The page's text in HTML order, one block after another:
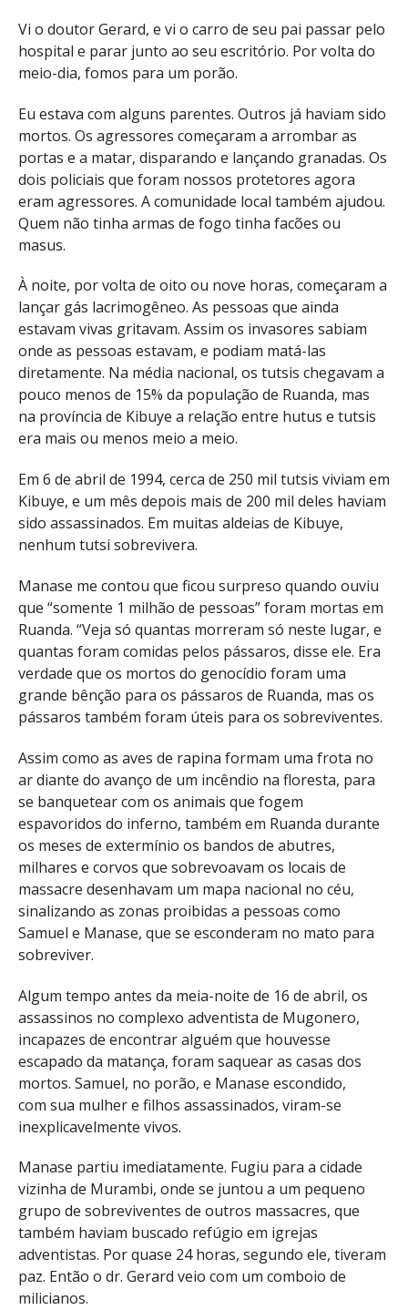
Vi o doutor Gerard, e vi o carro de seu pai passar pelo
hospital e parar junto ao seu escritório. Por volta do
meio-dia, fomos para um porão.
Eu estava com alguns parentes. Outros já haviam sido
mortos. Os agressores começaram a arrombar as
portas e a matar, disparando e lançando granadas. Os
dois policiais que foram nossos protetores agora
eram agressores. A comunidade local também ajudou.
Quem não tinha armas de fogo tinha facões ou
masus.
À noite, por volta de oito ou nove horas, começaram a
lançar gás lacrimogêneo. As pessoas que ainda
estavam vivas gritavam. Assim os invasores sabiam
onde as pessoas estavam, e podiam matá-las
diretamente. Na média nacional, os tutsis chegavam a
pouco menos de 15% da população de Ruanda, mas
na província de Kibuye a relação entre hutus e tutsis
era mais ou menos meio a meio.
Em 6 de abril de 1994, cerca de 250 mil tutsis viviam em
Kibuye, e um mês depois mais de 200 mil deles haviam
sido assassinados. Em muitas aldeias de Kibuye,
nenhum tutsi sobrevivera.
Manase me contou que ficou surpreso quando ouviu
que “somente 1 milhão de pessoas” foram mortas em
Ruanda. “Veja só quantas morreram só neste lugar, e
quantas foram comidas pelos pássaros, disse ele. Era
verdade que os mortos do genocídio foram uma
grande bênção para os pássaros de Ruanda, mas os
pássaros também foram úteis para os sobreviventes.
Assim como as aves de rapina formam uma frota no
ar diante do avanço de um incêndio na floresta, para
se banquetear com os animais que fogem
espavoridos do inferno, também em Ruanda durante
os meses de extermínio os bandos de abutres,
milhares e corvos que sobrevoavam os locais de
massacre desenhavam um mapa nacional no céu,
sinalizando as zonas proibidas a pessoas como
Samuel e Manase, que se esconderam no mato para
sobreviver.
Algum tempo antes da meia-noite de 16 de abril, os
assassinos no complexo adventista de Mugonero,
incapazes de encontrar alguém que houvesse
escapado da matança, foram saquear as casas dos
mortos. Samuel, no porão, e Manase escondido,
com sua mulher e filhos assassinados, viram-se
inexplicavelmente vivos.
Manase partiu imediatamente. Fugiu para a cidade
vizinha de Murambi, onde se juntou a um pequeno
grupo de sobreviventes de outros massacres, que
também haviam buscado refúgio em igrejas
adventistas. Por quase 24 horas, segundo ele, tiveram
paz. Então o dr. Gerard veio com um comboio de
milicianos.